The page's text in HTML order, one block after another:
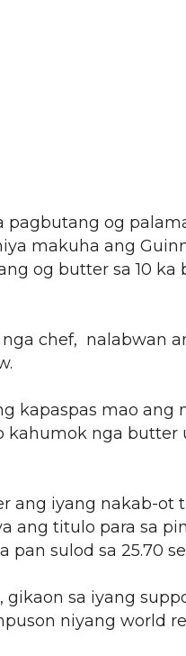
pagbutang og
makuha ang
og butter sa 10 ka
chef, nalabwan
kapaspas mao ang
kahumok nga butter
ang iyang nakab-ot
ang titulo para sa
pan sulod sa 25.70
sa iyang
niyang world